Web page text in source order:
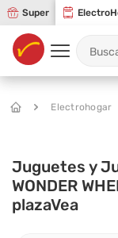
Super
Electrohogar
Juguetes y
WONDER
plazaVea